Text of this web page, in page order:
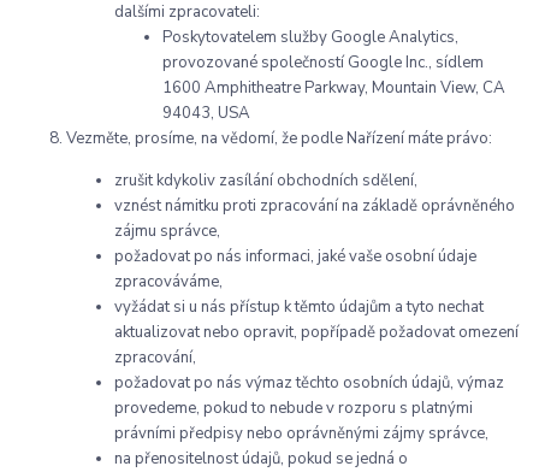
dalšími zpracovateli:
Poskytovatelem služby Google Analytics,
provozované společností Google Inc., sídlem
1600 Amphitheatre Parkway, Mountain View, CA
94043, USA
Vezměte, prosíme, na vědomí, že podle Nařízení máte právo:
zrušit kdykoliv zasílání obchodních sdělení,
vznést námitku proti zpracování na základě oprávněného
zájmu správce,
požadovat po nás informaci, jaké vaše osobní údaje
zpracováváme,
vyžádat si u nás přístup k těmto údajům a tyto nechat
aktualizovat nebo opravit, popřípadě požadovat omezení
zpracování,
požadovat po nás výmaz těchto osobních údajů, výmaz
provedeme, pokud to nebude v rozporu s platnými
právními předpisy nebo oprávněnými zájmy správce,
na přenositelnost údajů, pokud se jedná o